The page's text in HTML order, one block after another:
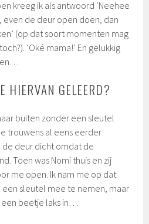
kreeg ik als antwoord ‘Neehee
even de deur open doen, dan
(op dat soort momenten mag
‘Oké mama!’ En gelukkig
HIERVAN GELEERD?
buiten zonder een sleutel
trouwens al eens eerder
deur dicht omdat de
Toen was Nomi thuis en zij
me open. Ik nam me op dat
sleutel mee te nemen, maar
een beetje laks in…